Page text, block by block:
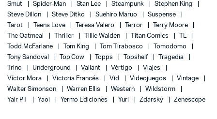
Smut
Spider-Man Stan Lee Steampunk
Stephen King
Steve Dillon
Steve Ditko Suehiro Maruo
Suspense
Tarot
Teens Love Teresa Valero Terror
Terry Moore
The Oatmeal
Thriller Tillie Walden Titan Comics
TL
Todd McFarlane
Tom King Tom Tirabosco
Tomodomo
Tony Sandoval
Top Cow Topps Topshelf
Tragedia
Trino
Underground Valiant Vértigo
Viajes
Víctor Mora
Victoria Francés Vid Videojuegos
Vintage
Walter Simonson
Warren Ellis Western
Wildstorm
Yair PT
Yaoi Yermo Ediciones Yuri Zdarsky Zenescope